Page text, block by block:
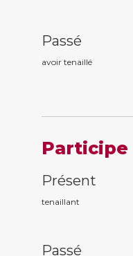
Passé
avoir tenaillé
Participe
Présent
tenaillant
Passé